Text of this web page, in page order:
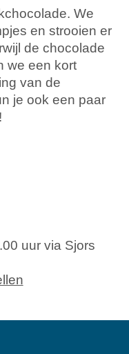
We
en strooien er
de chocolade
we een kort
van de
je ook een paar
uur via Sjors